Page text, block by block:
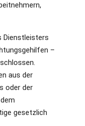
Dienstleisters
–
aus der
oder der
gesetzlich